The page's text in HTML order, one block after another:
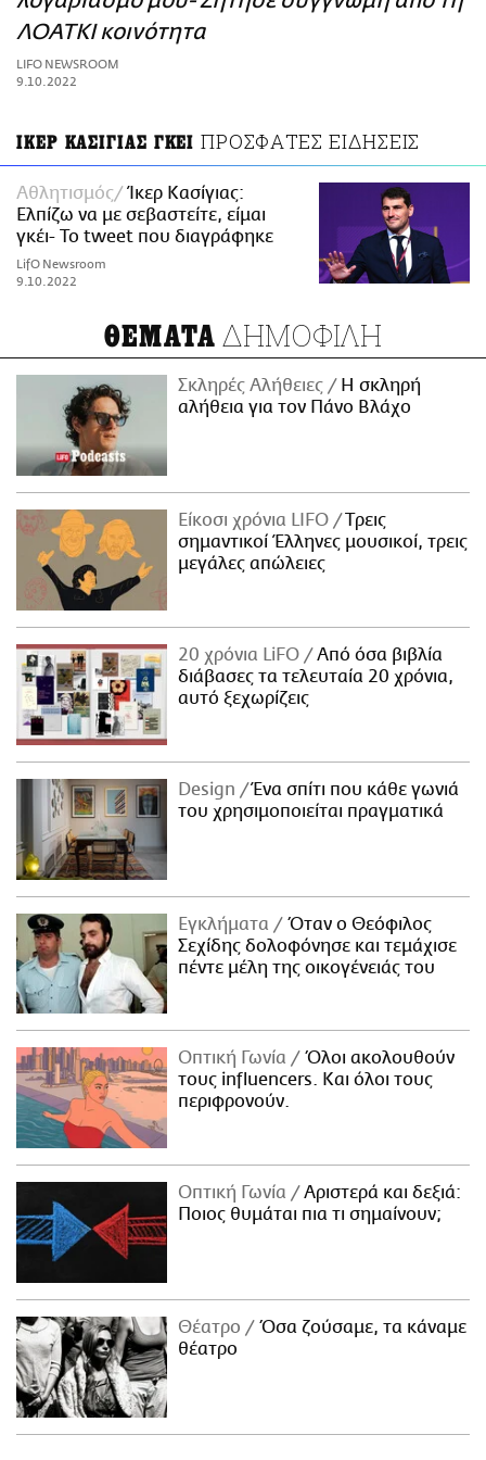
ΑΜΠΑ
PRINT
ΛΟΑΤΚΙ κοινότητα
LIFO NEWSROOM
9.10.2022
ΙΚΕΡ ΚΑΣΙΓΙΑΣ ΓΚΕΙ ΠΡΟΣΦΑΤΕΣ ΕΙΔΗΣΕΙΣ
Αθλητισμός
Ίκερ Κασίγιας:
Ελπίζω να με σεβαστείτε, είμαι
γκέι- Το tweet που διαγράφηκε
LifO Newsroom
9.10.2022
ΘΕΜΑΤΑ ΔΗΜΟΦΙΛΗ
Σκληρές Αλήθειες
H σκληρή
αλήθεια για τον Πάνο Βλάχο
Είκοσι χρόνια LIFO
Tρεις
σημαντικοί Έλληνες μουσικοί, τρεις
μεγάλες απώλειες
20 χρόνια LiFO
Από όσα βιβλία
διάβασες τα τελευταία 20 χρόνια,
αυτό ξεχωρίζεις
Design
Ένα σπίτι που κάθε γωνιά
του χρησιμοποιείται πραγματικά
Εγκλήματα
Όταν ο Θεόφιλος
Σεχίδης δολοφόνησε και τεμάχισε
πέντε μέλη της οικογένειάς του
Οπτική Γωνία
Όλοι ακολουθούν
τους influencers. Και όλοι τους
περιφρονούν.
Οπτική Γωνία
Αριστερά και δεξιά:
Ποιος θυμάται πια τι σημαίνουν;
Θέατρο
Όσα ζούσαμε, τα κάναμε
θέατρο